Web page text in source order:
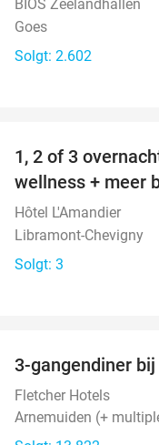
BIOS Zeelandhallen
Goes
Solgt: 2.602
DAG
1, 2 of 3
wellness + meer
Hôtel L'Amandier
Libramont-Chevigny
Solgt: 3
3-gangendiner
Fletcher Hotels
Arnemuiden (+